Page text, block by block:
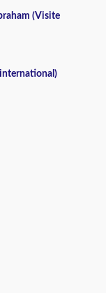
(Visite